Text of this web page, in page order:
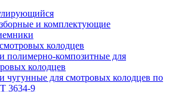
и комплектующие
колодцев
полимерно-композитные для
колодцев
чугунные для смотровых колодцев по
3634-9